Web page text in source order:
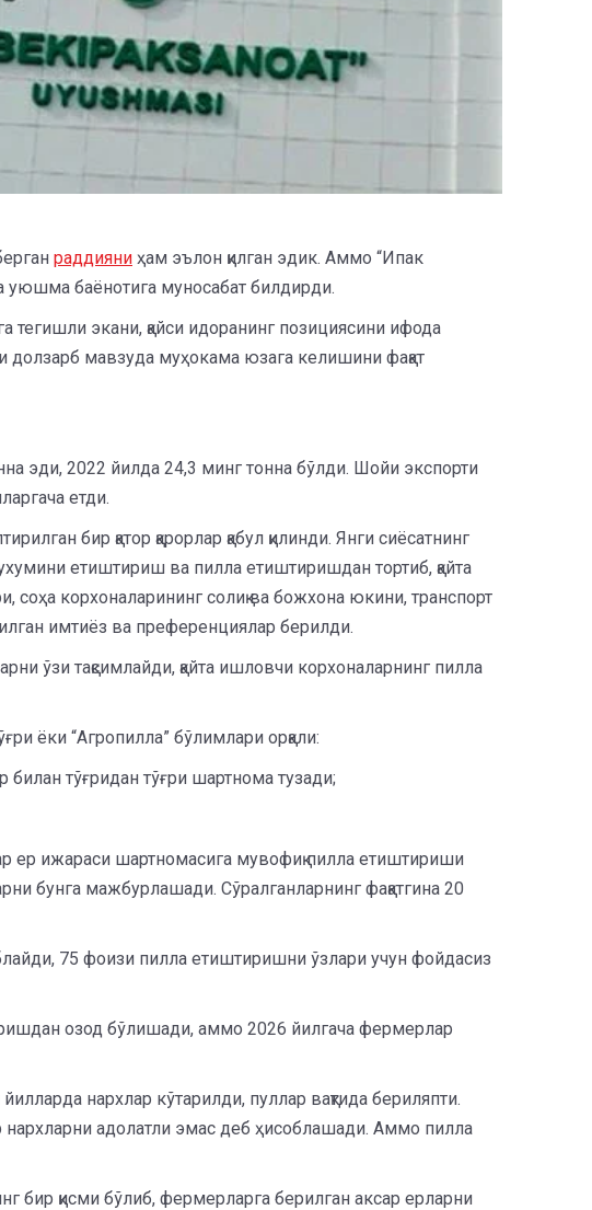
раддияни ҳам эълон қилган эдик. Аммо “Ипак
уюшма баёнотига муносабат билдирди.
экани, қайси идоранинг позициясини ифода
долзарб мавзуда муҳокама юзага келишини фақат
эди, 2022 йилда 24,3 минг тонна бўлди. Шойи экспорти
етди.
бир қатор қарорлар қабул қилинди. Янги сиёсатнинг
етиштириш ва пилла етиштиришдан тортиб, қайта
корхоналарининг солиқ ва божхона юкини, транспорт
имтиёз ва преференциялар берилди.
ўзи тақсимлайди, қайта ишловчи корхоналарнинг пилла
ёки “Агропилла” бўлимлари орқали:
билан тўғридан тўғри шартнома тузади;
ижараси шартномасига мувофиқ пилла етиштириши
бунга мажбурлашади. Сўралганларнинг фақатгина 20
75 фоизи пилла етиштиришни ўзлари учун фойдасиз
озод бўлишади, аммо 2026 йилгача фермерлар
нархлар кўтарилди, пуллар вақтида бериляпти.
адолатли эмас деб ҳисоблашади. Аммо пилла
бир қисми бўлиб, фермерларга берилган аксар ерларни